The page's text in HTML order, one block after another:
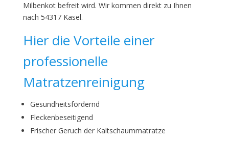
Milbenkot befreit wird. Wir kommen direkt zu Ihnen
nach 54317 Kasel.
Hier die Vorteile einer
professionelle
Matratzenreinigung
Gesundheitsfördernd
Fleckenbeseitigend
Frischer Geruch der Kaltschaummatratze